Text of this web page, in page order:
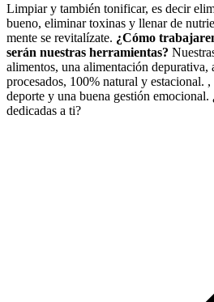
Limpiar y también tonificar, es decir
bueno, eliminar toxinas y llenar de
mente se revitalízate. ¿Cómo
serán nuestras herramientas?
alimentos, una alimentación
procesados, 100% natural y estacional.
deporte y una buena gestión emocional.
dedicadas a ti?